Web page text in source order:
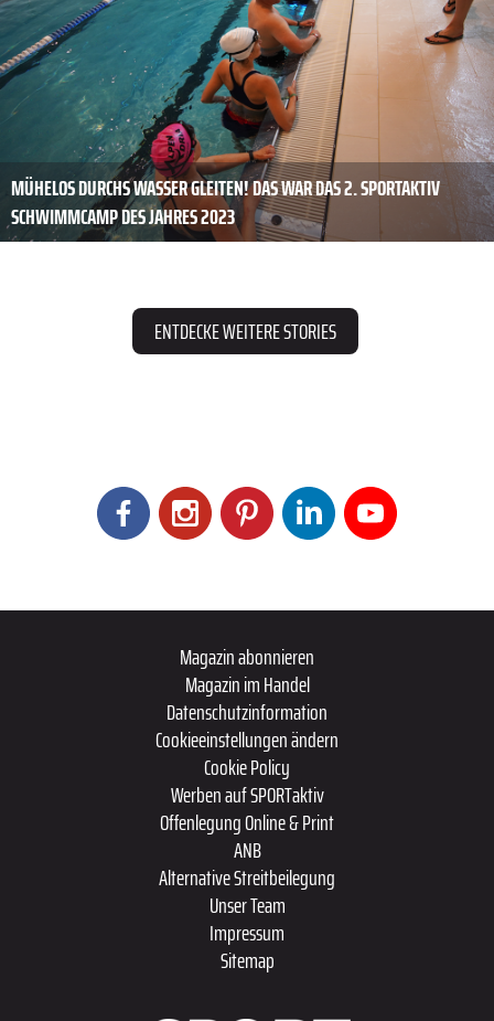
MÜHELOS DURCHS WASSER GLEITEN! DAS WAR DAS 2. SPORTAKTIV
SCHWIMMCAMP DES JAHRES 2023
ENTDECKE WEITERE STORIES
Magazin abonnieren
Magazin im Handel
Datenschutzinformation
Cookieeinstellungen ändern
Cookie Policy
Werben auf SPORTaktiv
Offenlegung Online & Print
ANB
Alternative Streitbeilegung
Unser Team
Impressum
Sitemap